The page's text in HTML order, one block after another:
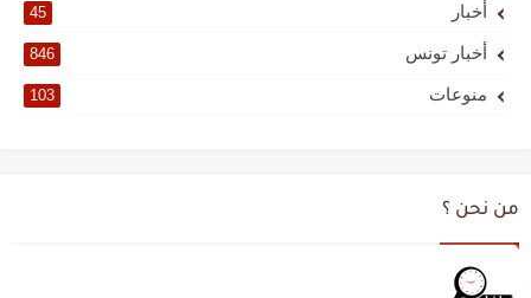
أخبار 45
أخبار تونس 846
منوعات 103
من نحن ؟